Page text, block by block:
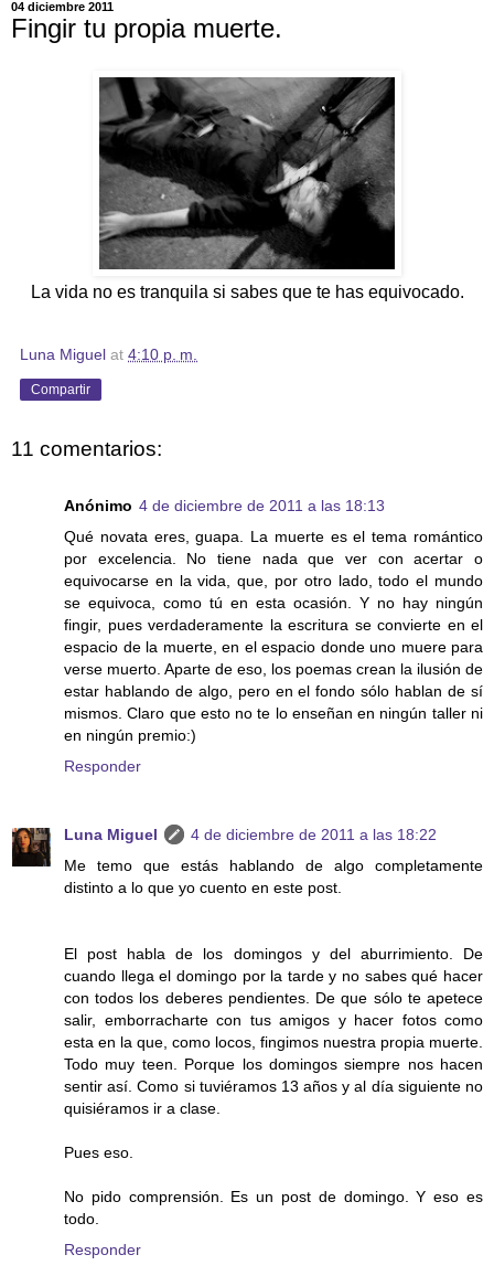
04 diciembre 2011
Fingir tu propia muerte.
La vida no es tranquila si sabes que te has equivocado.
Luna Miguel at 4:10 p. m.
Compartir
11 comentarios:
Anónimo 4 de diciembre de 2011 a las 18:13
Qué novata eres, guapa. La muerte es el tema romántico
por excelencia. No tiene nada que ver con acertar o
equivocarse en la vida, que, por otro lado, todo el mundo
se equivoca, como tú en esta ocasión. Y no hay ningún
fingir, pues verdaderamente la escritura se convierte en el
espacio de la muerte, en el espacio donde uno muere para
verse muerto. Aparte de eso, los poemas crean la ilusión de
estar hablando de algo, pero en el fondo sólo hablan de sí
mismos. Claro que esto no te lo enseñan en ningún taller ni
en ningún premio:)
Responder
Luna Miguel
4 de diciembre de 2011 a las 18:22
Me temo que estás hablando de algo completamente
distinto a lo que yo cuento en este post.
El post habla de los domingos y del aburrimiento. De
cuando llega el domingo por la tarde y no sabes qué hacer
con todos los deberes pendientes. De que sólo te apetece
salir, emborracharte con tus amigos y hacer fotos como
esta en la que, como locos, fingimos nuestra propia muerte.
Todo muy teen. Porque los domingos siempre nos hacen
sentir así. Como si tuviéramos 13 años y al día siguiente no
quisiéramos ir a clase.
Pues eso.
No pido comprensión. Es un post de domingo. Y eso es
todo.
Responder